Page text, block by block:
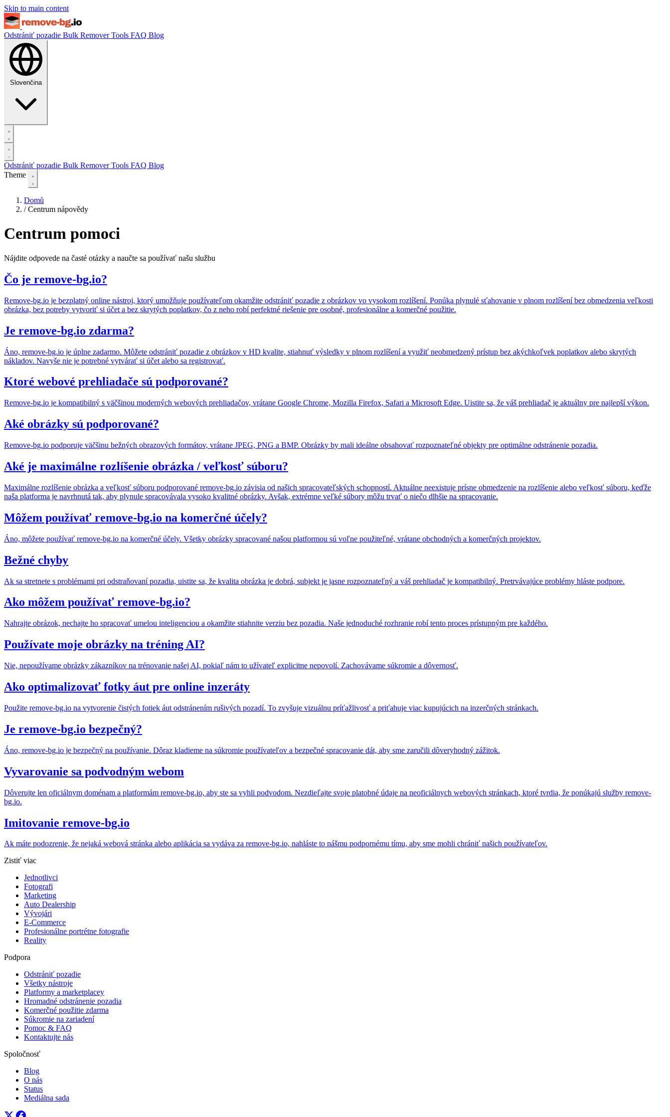
Skip to main content
Odstrániť pozadie Bulk RemoverTools FAQ Blog
Slovenčina
Odstrániť pozadie Bulk RemoverTools FAQ Blog
Theme
Domů
/ Centrum nápovědy
Centrum pomoci
Nájdite odpovede na časté otázky a naučte sa používať našu službu
Čo je remove-bg.io?
Remove-bg.io je bezplatný online nástroj, ktorý umožňuje používateľom okamžite odstrániť pozadie z obrázkov vo vysokom rozlíšení. Ponúka plynulé sťahovanie v plnom rozlíšení bez obmedzenia veľkosti
obrázka, bez potreby vytvoriť si účet a bez skrytých poplatkov, čo z neho robí perfektné riešenie pre osobné, profesionálne a komerčné použitie.
Je remove-bg.io zdarma?
Áno, remove-bg.io je úplne zadarmo. Môžete odstrániť pozadie z obrázkov v HD kvalite, stiahnuť výsledky v plnom rozlíšení a využiť neobmedzený prístup bez akýchkoľvek poplatkov alebo skrytých
nákladov. Navyše nie je potrebné vytvárať si účet alebo sa registrovať.
Ktoré webové prehliadače sú podporované?
Remove-bg.io je kompatibilný s väčšinou moderných webových prehliadačov, vrátane Google Chrome, Mozilla Firefox, Safari a Microsoft Edge. Uistite sa, že váš prehliadač je aktuálny pre najlepší výkon.
Aké obrázky sú podporované?
Remove-bg.io podporuje väčšinu bežných obrazových formátov, vrátane JPEG, PNG a BMP. Obrázky by mali ideálne obsahovať rozpoznateľné objekty pre optimálne odstránenie pozadia.
Aké je maximálne rozlíšenie obrázka / veľkosť súboru?
Maximálne rozlíšenie obrázka a veľkosť súboru podporované remove-bg.io závisia od našich spracovateľských schopností. Aktuálne neexistuje prísne obmedzenie na rozlíšenie alebo veľkosť súboru, keďže
naša platforma je navrhnutá tak, aby plynule spracovávala vysoko kvalitné obrázky. Avšak, extrémne veľké súbory môžu trvať o niečo dlhšie na spracovanie.
Môžem používať remove-bg.io na komerčné účely?
Áno, môžete používať remove-bg.io na komerčné účely. Všetky obrázky spracované našou platformou sú voľne použiteľné, vrátane obchodných a komerčných projektov.
Bežné chyby
Ak sa stretnete s problémami pri odstraňovaní pozadia, uistite sa, že kvalita obrázka je dobrá, subjekt je jasne rozpoznateľný a váš prehliadač je kompatibilný. Pretrvávajúce problémy hláste podpore.
Ako môžem používať remove-bg.io?
Nahrajte obrázok, nechajte ho spracovať umelou inteligenciou a okamžite stiahnite verziu bez pozadia. Naše jednoduché rozhranie robí tento proces prístupným pre každého.
Používate moje obrázky na tréning AI?
Nie, nepoužívame obrázky zákazníkov na trénovanie našej AI, pokiaľ nám to užívateľ explicitne nepovolí. Zachovávame súkromie a dôvernosť.
Ako optimalizovať fotky áut pre online inzeráty
Použite remove-bg.io na vytvorenie čistých fotiek áut odstránením rušivých pozadí. To zvyšuje vizuálnu príťažlivosť a priťahuje viac kupujúcich na inzerčných stránkach.
Je remove-bg.io bezpečný?
Áno, remove-bg.io je bezpečný na používanie. Dôraz kladieme na súkromie používateľov a bezpečné spracovanie dát, aby sme zaručili dôveryhodný zážitok.
Vyvarovanie sa podvodným webom
Dôverujte len oficiálnym doménam a platformám remove-bg.io, aby ste sa vyhli podvodom. Nezdieľajte svoje platobné údaje na neoficiálnych webových stránkach, ktoré tvrdia, že ponúkajú služby remove-
bg.io.
Imitovanie remove-bg.io
Ak máte podozrenie, že nejaká webová stránka alebo aplikácia sa vydáva za remove-bg.io, nahláste to nášmu podpornému tímu, aby sme mohli chrániť našich používateľov.
Zistiť viac
Jednotlivci
Fotografi
Marketing
Auto Dealership
Vývojári
E-Commerce
Profesionálne portrétne fotografie
Reality
Podpora
Odstrániť pozadie
Všetky nástroje
Platformy a marketplacey
Hromadné odstránenie pozadia
Komerčné použitie zdarma
Súkromie na zariadení
Pomoc & FAQ
Kontaktujte nás
Spoločnosť
Blog
O nás
Status
Mediálna sada